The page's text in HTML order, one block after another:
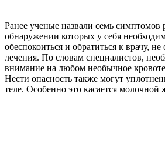
Ранее ученые назвали семь симптомов
обнаружении которых у себя
обеспокоиться и обратиться к врачу,
лечения. По словам специалистов,
внимание на любом необычное
Нести опасность также могут
теле. Особенно это касается молочной